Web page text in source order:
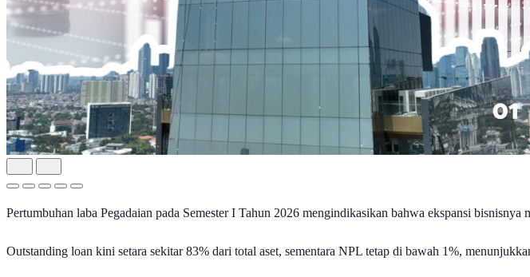
Pertumbuhan laba Pegadaian pada Semester I Tahun 2026 mengindikasikan bahwa ekspansi
Outstanding loan kini setara sekitar 83% dari total aset, sementara NPL tetap di bawah 1%,